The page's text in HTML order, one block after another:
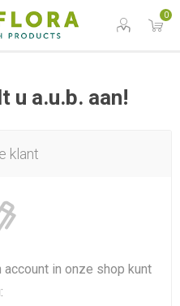
0
u a.u.b. aan!
klant
account in onze shop kunt